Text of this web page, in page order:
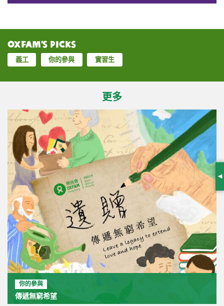
Oxfam’s Picks
義工 你的參與 實習生
更多
你的參與
傳遞無窮希望